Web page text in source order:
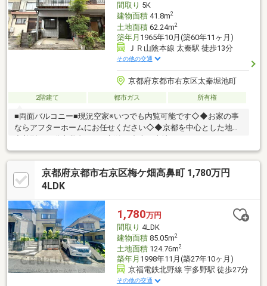
間取り 5K
建物面積41.8m2
土地面積62.24m2
築年月 1965年10月(築60年11ヶ月)
ＪＲ山陰本線 太秦駅 徒歩13分
その他の交通
京都府京都市右京区太秦堀池町
2階建て 都市ガス 所有権
■両面バルコニー■現況空家※いつでも内覧可能です◇◆お家の事
ならアフターホームにお任せください◇◆京都を中心とした地域
ォーム・建築・住み替えの相談など、お気軽にご相談下さい！！
お家のことでお困りのことがあれば、ぜひアフターホームへ
京都府京都市右京区梅ケ畑高鼻町 1,780万円
4LDK
1,780万円
間取り 4LDK
建物面積85.05m2
土地面積124.76m2
築年月 1998年11月(築27年10ヶ月)
京福電鉄北野線 宇多野駅 徒歩27分
その他の交通